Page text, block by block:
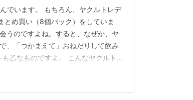
でいます。 もちろん、ヤクルトレデ
とめ買い（8個パック）をしていま
うのですよね。すると、なぜか、ヤ
、「つかまえて」おねだりして飲み
乙なものですよ。 こんなヤクルトレ